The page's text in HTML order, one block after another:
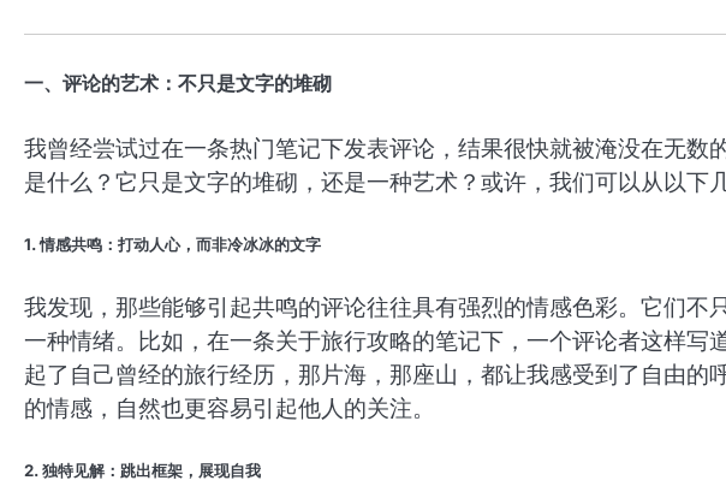
一、评论的艺术：不只是文字的堆砌
我曾经尝试过在一条热门笔记下发表评论，结果很快就被淹没在无数
是什么？它只是文字的堆砌，还是一种艺术？或许，我们可以从以下
1. 情感共鸣：打动人心，而非冷冰冰的文字
我发现，那些能够引起共鸣的评论往往具有强烈的情感色彩。它们不
一种情绪。比如，在一条关于旅行攻略的笔记下，一个评论者这样写
起了自己曾经的旅行经历，那片海，那座山，都让我感受到了自由的
的情感，自然也更容易引起他人的关注。
2. 独特见解：跳出框架，展现自我